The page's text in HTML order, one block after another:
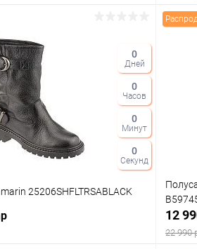
В
Размер
36
0
Дней
0
Часов
0
Минут
0
Секунд
25206SHFLTRSABLACK
12
22 990